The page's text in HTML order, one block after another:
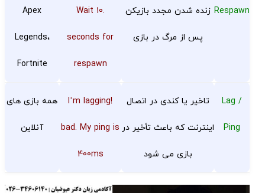
Respawn زنده شدن مجدد بازیکن
پس از مرگ در بازی
.Wait 10
seconds for
respawn
Apex
Legends،
Fortnite
Lag /
Ping
تاخیر یا کندی در اتصال
اینترنت که باعث تأخیر در
بازی می شود
!I’m lagging
bad. My ping is
400ms
همه بازی های
آنلاین